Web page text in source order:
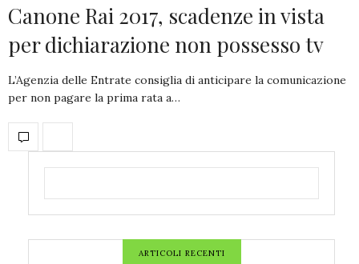
Canone Rai 2017, scadenze in vista
per dichiarazione non possesso tv
L’Agenzia delle Entrate consiglia di anticipare la comunicazione
per non pagare la prima rata a…
ARTICOLI RECENTI